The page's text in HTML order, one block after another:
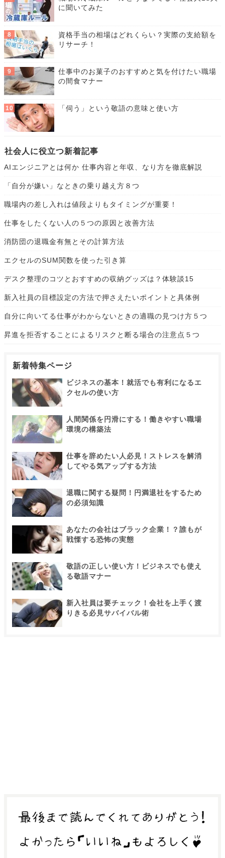
に聞いてみた
資格手当の相場はどれくらい？実際の支給額を
リサーチ！
仕事中のお菓子のおすすめと気を付けたい職場
の間食マナー
「伺う」という敬語の意味と使い方
社会人に役立つ新着記事
AIエンジニアとは何か 仕事内容と年収、なり方を徹底解説
「自分が嫌い」なときの乗り越え方８つ
職場内の差し入れは値段よりもタイミングが重要！
仕事をしたくない人の５つの原因と改善方法
消防団の退職金有無とその計算方法
エクセルのSUM関数を使った引き算
デスク整理のコツとおすすめの収納グッズは？体験談15
新入社員の目標設定の方法で押さえたいポイントと具体例
自分に向いてる仕事がわからないときの適職の見つけ方５つ
昇進を拒否することによるリスクと断る場合の注意点５つ
新着特集ページ
ビジネスの基本！就活でも有利になるエ
クセルの使い方
人間関係を円滑にする！働きやすい職場
環境の構築法
仕事を辞めたい人必見！ストレスを解消
してやる気アップする方法
退職に関する疑問！円満退社をするため
の必須知識
あなたの会社はブラック企業！？誰もが
戦慄する恐怖の実態
敬語の正しい使い方！ビジネスでも使え
る敬語マナー
新入社員は要チェック！会社を上手く渡
りきる必見サバイバル術